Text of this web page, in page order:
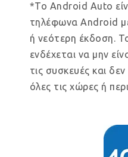
*Το Android Auto
τηλέφωνα Android
ή νεότερη έκδοση.
ενδέχεται να μην
τις συσκευές και
όλες τις χώρες ή